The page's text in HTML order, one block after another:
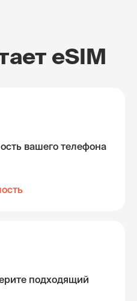
eSIM
вашего телефона
подходящий